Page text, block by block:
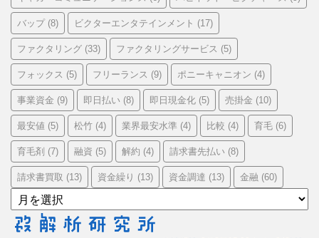
バップ(8) ビクターエンタテインメント (17)
ファクタリング (33) ファクタリングサービス (5)
フォックス (5) フリーランス (9) ポニーキャニオン (4)
事業資金 (9) 即日払い (8) 即日現金化 (5) 売掛金 (10)
最安値 (5) 松竹 (4) 業界最安水準 (4) 比較 (4) 育毛 (6)
育毛剤 (7) 融資 (5) 解約 (4) 請求書先払い (8)
請求書買取 (13) 資金繰り (13) 資金調達 (13) 金融 (60)
ア
ー
カ